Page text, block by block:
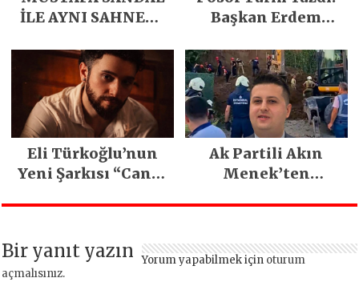
İLE AYNI SAHNEDE
Başkan Erdem
Emeğiyle Son
Yılların En Büyük
Festivali
Gerçekleşti
Eli Türkoğlu’nun
Yeni Şarkısı “Canın
İlgi Gördü!..
Ak Partili Akın
Menek’ten
heyelan sonrası
Bir yanıt yazın Yorum yapabilmek için oturum
açmalısınız.